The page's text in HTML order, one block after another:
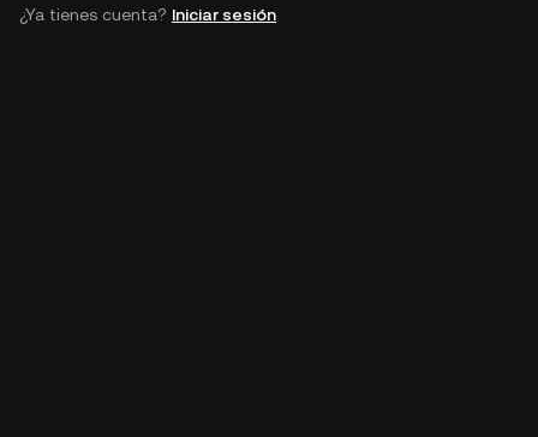
¿Ya tienes cuenta? Iniciar sesión